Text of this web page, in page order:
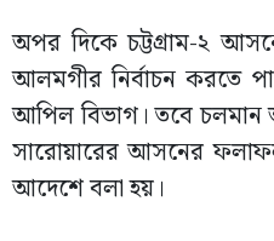
অপর দিকে চট্টগ্রাম-২
আলমগীর নির্বাচন করতে
আপিল বিভাগ। তবে চলমান
সারোয়ারের আসনের
আদেশে বলা হয়।